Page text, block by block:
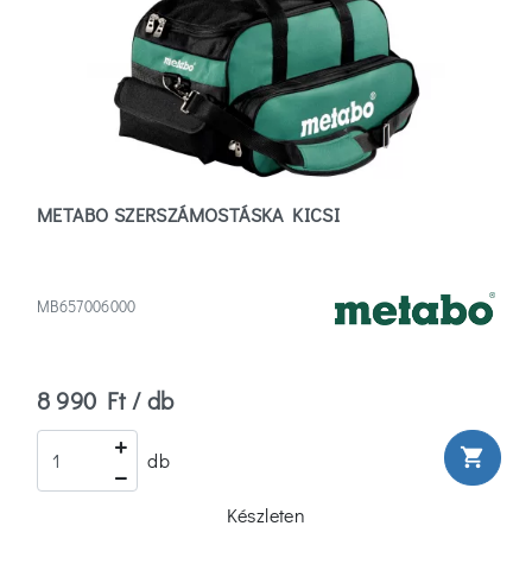
METABO SZERSZÁMOSTÁSKA KICSI
MB657006000
8 990 Ft / db
db shopping_cart
Készleten